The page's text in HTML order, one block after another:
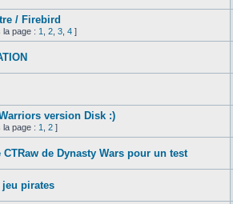
/ Firebird
la page : 1 2 3 4 ]
version Disk :)
la page : 1 2 ]
CTRaw de Dynasty Wars pour un test
jeu pirates